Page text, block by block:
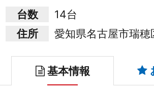
台数
14台
住所
愛知県名古屋市瑞
基本情報